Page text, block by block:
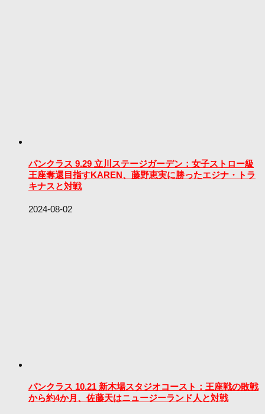
パンクラス 9.29 立川ステージガーデン：女子ストロー級
王座奪還目指すKAREN、藤野恵実に勝ったエジナ・トラ
キナスと対戦
2024-08-02
パンクラス 10.21 新木場スタジオコースト：王座戦の敗戦
から約4か月、佐藤天はニュージーランド人と対戦